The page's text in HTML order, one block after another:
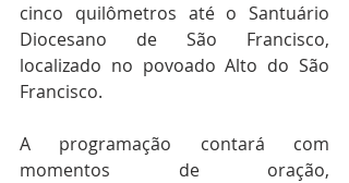
cinco quilômetros até o Santuário
Diocesano de São Francisco,
localizado no povoado Alto do São
Francisco.
A programação contará com
momentos de oração,